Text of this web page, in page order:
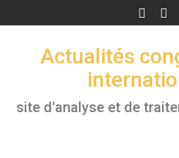
to
Actualités
site d'analyse et de